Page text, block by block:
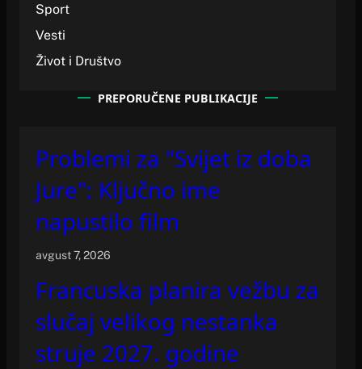
Sport
Vesti
Život i Društvo
PREPORUČENE PUBLIKACIJE
Problemi za "Svijet iz doba
Jure": Ključno ime
napustilo film
avgust 7, 2026
Francuska planira vežbu za
slučaj velikog nestanka
struje 2027. godine